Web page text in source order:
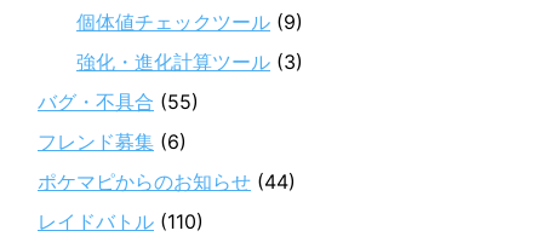
個体値チェックツール (9)
強化・進化計算ツール (3)
バグ・不具合 (55)
フレンド募集 (6)
ポケマピからのお知らせ (44)
レイドバトル (110)